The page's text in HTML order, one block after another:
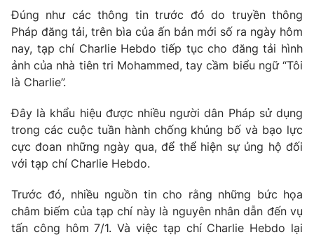
Sản phẩm
Thị trường
Tư vấn
Giao lưu trực tuyến
Lịch phát sóng
Emagazine Podcast
Photo
Video Shorts video
Đúng như các thông tin trước đó do truyền thông
Pháp đăng tải, trên bìa của ấn bản mới số ra ngày hôm
nay, tạp chí Charlie Hebdo tiếp tục cho đăng tải hình
ảnh của nhà tiên tri Mohammed, tay cầm biểu ngữ “Tôi
là Charlie”.
Đây là khẩu hiệu được nhiều người dân Pháp sử dụng
trong các cuộc tuần hành chống khủng bố và bạo lực
cực đoan những ngày qua, để thể hiện sự ủng hộ đối
với tạp chí Charlie Hebdo.
Trước đó, nhiều nguồn tin cho rằng những bức họa
châm biếm của tạp chí này là nguyên nhân dẫn đến vụ
tấn công hôm 7/1. Và việc tạp chí Charlie Hebdo lại